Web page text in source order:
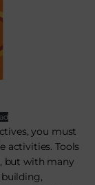
you must
activities. Tools
but with many